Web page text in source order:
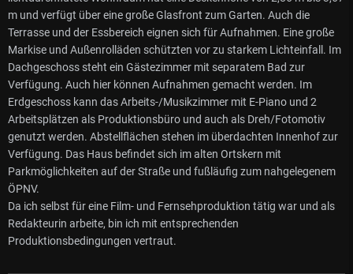
m und verfügt über eine große Glasfront zum Garten. Auch die
Terrasse und der Essbereich eignen sich für Aufnahmen. Eine große
Markise und Außenrolläden schützten vor zu starkem Lichteinfall. Im
Dachgeschoss steht ein Gästezimmer mit separatem Bad zur
Verfügung. Auch hier können Aufnahmen gemacht werden. Im
Erdgeschoss kann das Arbeits-/Musikzimmer mit E-Piano und 2
Arbeitsplätzen als Produktionsbüro und auch als Dreh/Fotomotiv
genutzt werden. Abstellflächen stehen im überdachten Innenhof zur
Verfügung. Das Haus befindet sich im alten Ortskern mit
Parkmöglichkeiten auf der Straße und fußläufig zum nahgelegenem
ÖPNV.
Da ich selbst für eine Film- und Fernsehproduktion tätig war und als
Redakteurin arbeite, bin ich mit entsprechenden
Produktionsbedingungen vertraut.